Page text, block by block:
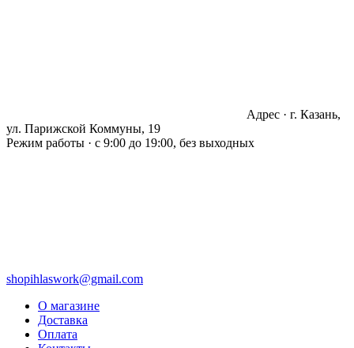
Адрес · г. Казань,
ул. Парижской Коммуны, 19
Режим работы · с 9:00 до 19:00, без выходных
shopihlaswork@gmail.com
О магазине
Доставка
Оплата